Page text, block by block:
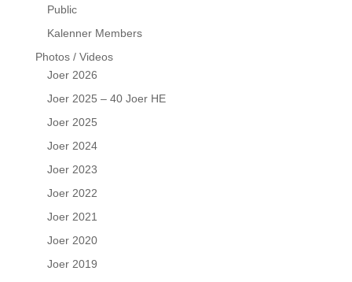
Public
Kalenner Members
Photos / Videos
Joer 2026
Joer 2025 – 40 Joer HE
Joer 2025
Joer 2024
Joer 2023
Joer 2022
Joer 2021
Joer 2020
Joer 2019